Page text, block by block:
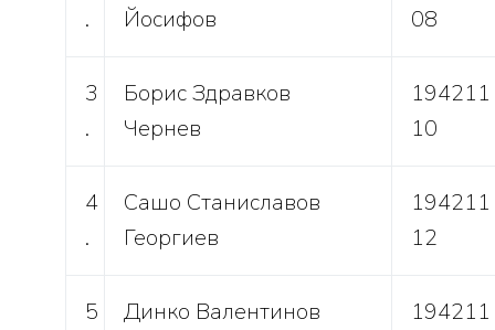
.
Йосифов
08
3
.
Борис Здравков
Чернев
194211
10
4
.
Сашо Станиславов
Георгиев
194211
12
5
Динко Валентинов
194211